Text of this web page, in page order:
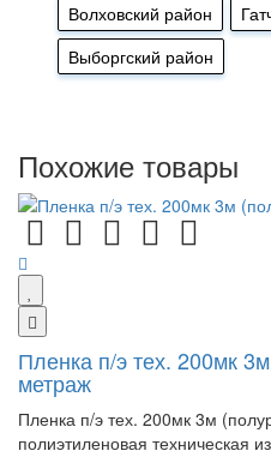
Волховский район
Выборгский район
Похожие товары
Пленка п/э тех. 200мк
метраж
Пленка п/э тех. 200мк 3м
полиэтиленовая техническая